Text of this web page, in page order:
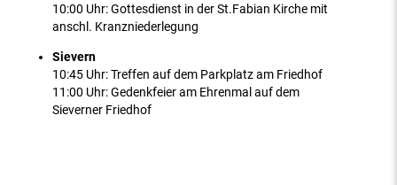
10:00 Uhr: Gottesdienst in der St.Fabian Kirche mit
anschl. Kranzniederlegung
Sievern
10:45 Uhr: Treffen auf dem Parkplatz am Friedhof
11:00 Uhr: Gedenkfeier am Ehrenmal auf dem
Sieverner Friedhof